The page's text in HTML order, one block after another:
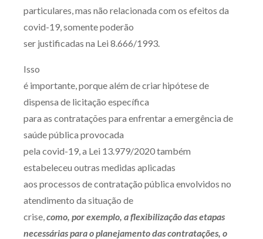
particulares, mas não relacionada com os efeitos da
covid-19, somente poderão
ser justificadas na Lei 8.666/1993.
Isso
é importante, porque além de criar hipótese de
dispensa de licitação específica
para as contratações para enfrentar a emergência de
saúde pública provocada
pela covid-19, a Lei 13.979/2020 também
estabeleceu outras medidas aplicadas
aos processos de contratação pública envolvidos no
atendimento da situação de
crise, como, por exemplo, a flexibilização das etapas
necessárias para o planejamento das contratações, o